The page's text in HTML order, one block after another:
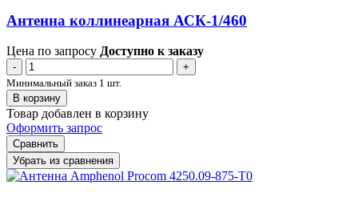
Антенна коллинеарная АСК-1/460
Цена по запросу Доступно к заказу
-
+
Минимальный заказ 1 шт.
В корзину
Товар добавлен в корзину
Оформить запрос
Сравнить
Убрать из сравнения